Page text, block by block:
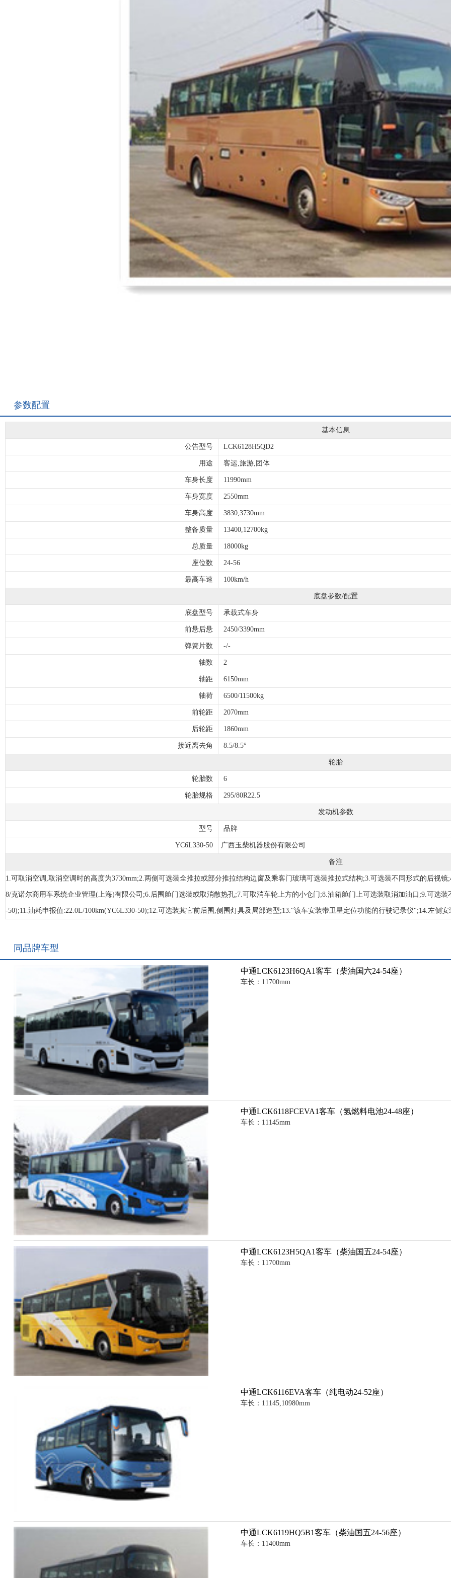
参数配置
基本信息
公告型号 LCK6128H5QD2
用途 客运,旅游,团体
车身长度 11990mm
车身宽度 2550mm
车身高度 3830,3730mm
整备质量 13400,12700kg
总质量 18000kg
座位数 24-56
最高车速 100km/h
底盘参数/配置
底盘型号 承载式车身
前悬后悬 2450/3390mm
弹簧片数 -/-
轴数 2
轴距 6150mm
轴荷 6500/11500kg
前轮距 2070mm
后轮距 1860mm
接近离去角 8.5/8.5°
轮胎
轮胎数 6
轮胎规格 295/80R22.5
发动机参数
型号 品牌
YC6L330-50 广西玉柴机器股份有限公司
备注
1.可取消空调,取消空调时的高度为3730mm;2.两侧可选装全推拉或部分推拉结构边窗及乘客门玻璃可选装推拉式结构;3.可选装不同形式的后视
8/克诺尔商用车系统企业管理(上海)有限公司;6.后围舱门选装或取消散热孔;7.可取消车轮上方的小仓门;8.油箱舱门上可选装取消加油口;9.可选
-50);11.油耗申报值:22.0L/100km(YC6L330-50);12.可选装其它前后围,侧围灯具及局部造型;13."该车安装带卫星定位功能的行驶记录仪";14.左侧安
同品牌车型
中通LCK6123H6QA1客车（柴油国六24-54座）
车长：11700mm
中通LCK6118FCEVA1客车（氢燃料电池24-48座）
车长：11145mm
中通LCK6123H5QA1客车（柴油国五24-54座）
车长：11700mm
中通LCK6116EVA客车（纯电动24-52座）
车长：11145,10980mm
中通LCK6119HQ5B1客车（柴油国五24-56座）
车长：11400mm